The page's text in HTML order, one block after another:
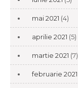
mai 2021 (4)
aprilie 2021 (5)
martie 2021 (7)
februarie 2021